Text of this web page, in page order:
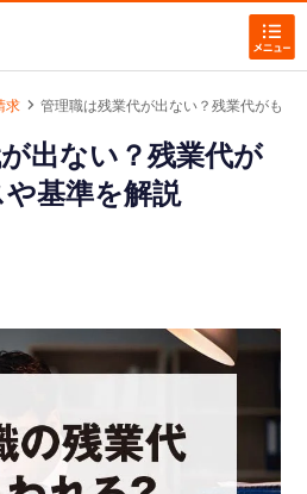
テゴリーを探す
求 |管理職は残業代が出ない？残業代がもら
出ない？残業代が
基準を解説